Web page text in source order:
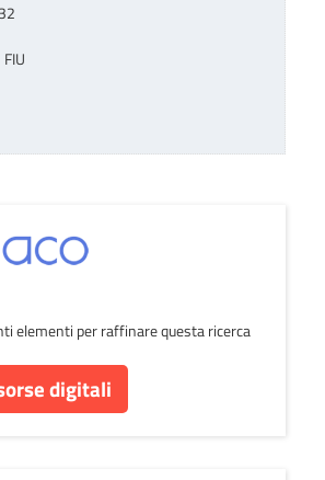
elementi per raffinare questa ricerca
digitali